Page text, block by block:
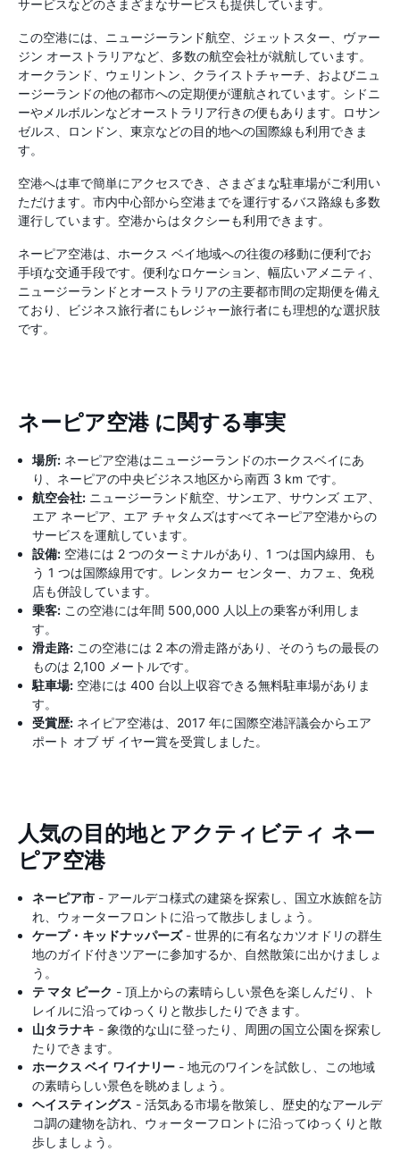
サービスなどのさまざまなサービスも提供しています。
この空港には、ニュージーランド航空、ジェットスター、ヴァー
ジン オーストラリアなど、多数の航空会社が就航しています。
オークランド、ウェリントン、クライストチャーチ、およびニュ
ージーランドの他の都市への定期便が運航されています。シドニ
ーやメルボルンなどオーストラリア行きの便もあります。ロサン
ゼルス、ロンドン、東京などの目的地への国際線も利用できま
す。
空港へは車で簡単にアクセスでき、さまざまな駐車場がご利用い
ただけます。市内中心部から空港までを運行するバス路線も多数
運行しています。空港からはタクシーも利用できます。
ネーピア空港は、ホークス ベイ地域への往復の移動に便利でお
手頃な交通手段です。便利なロケーション、幅広いアメニティ、
ニュージーランドとオーストラリアの主要都市間の定期便を備え
ており、ビジネス旅行者にもレジャー旅行者にも理想的な選択肢
です。
ネーピア空港 に関する事実
場所: ネーピア空港はニュージーランドのホークスベイにあ
り、ネーピアの中央ビジネス地区から南西 3 km です。
航空会社: ニュージーランド航空、サンエア、サウンズ エア、
エア ネーピア、エア チャタムズはすべてネーピア空港からの
サービスを運航しています。
設備: 空港には 2 つのターミナルがあり、1 つは国内線用、も
う 1 つは国際線用です。レンタカー センター、カフェ、免税
店も併設しています。
乗客: この空港には年間 500,000 人以上の乗客が利用しま
す。
滑走路: この空港には 2 本の滑走路があり、そのうちの最長の
ものは 2,100 メートルです。
駐車場: 空港には 400 台以上収容できる無料駐車場がありま
す。
受賞歴: ネイピア空港は、2017 年に国際空港評議会からエア
ポート オブ ザ イヤー賞を受賞しました。
人気の目的地とアクティビティ ネー
ピア空港
ネーピア市 - アールデコ様式の建築を探索し、国立水族館を訪
れ、ウォーターフロントに沿って散歩しましょう。
ケープ・キッドナッパーズ- 世界的に有名なカツオドリの群生
地のガイド付きツアーに参加するか、自然散策に出かけましょ
う。
テ マタ ピーク - 頂上からの素晴らしい景色を楽しんだり、ト
レイルに沿ってゆっくりと散歩したりできます。
山タラナキ - 象徴的な山に登ったり、周囲の国立公園を探索し
たりできます。
ホークス ベイ ワイナリー - 地元のワインを試飲し、この地域
の素晴らしい景色を眺めましょう。
ヘイスティングス - 活気ある市場を散策し、歴史的なアールデ
コ調の建物を訪れ、ウォーターフロントに沿ってゆっくりと散
歩しましょう。